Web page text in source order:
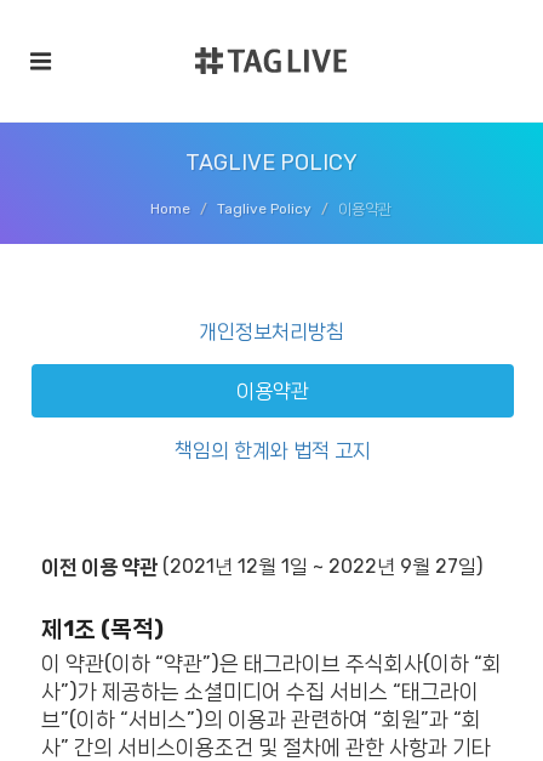
TAGLIVE POLICY
Home Taglive Policy 이용약관
개인정보처리방침
이용약관
책임의 한계와 법적 고지
이전 이용 약관(2021년 12월 1일 ~ 2022년 9월 27일)
제1조 (목적)
이 약관(이하 “약관”)은 태그라이브 주식회사(이하 “회
사”)가 제공하는 소셜미디어 수집 서비스 “태그라이
브”(이하 “서비스”)의 이용과 관련하여 “회원”과 “회
사” 간의 서비스이용조건 및 절차에 관한 사항과 기타